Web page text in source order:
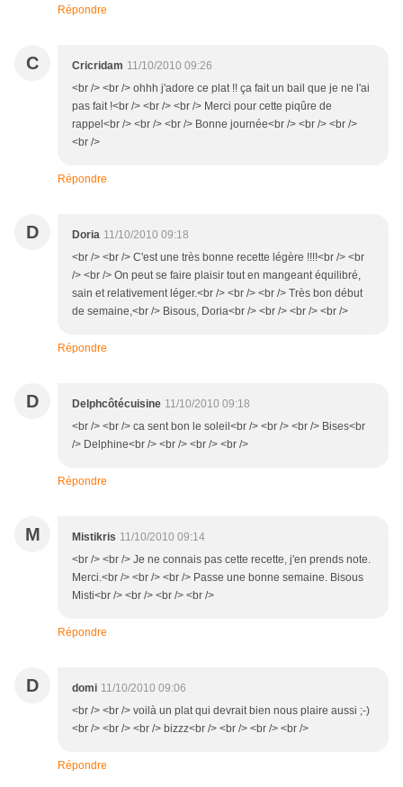
Répondre
C Cricridam 11/10/2010 09:26
<br /> <br /> ohhh j'adore ce plat !! ça fait un bail que je ne l'ai
pas fait !<br /> <br /> <br /> Merci pour cette piqûre de
rappel<br /> <br /> <br /> Bonne journée<br /> <br /> <br />
<br />
Répondre
D Doria 11/10/2010 09:18
<br /> <br /> C'est une très bonne recette légère !!!!<br /> <br
/> <br /> On peut se faire plaisir tout en mangeant équilibré,
sain et relativement léger.<br /> <br /> <br /> Très bon début
de semaine,<br /> Bisous, Doria<br /> <br /> <br /> <br />
Répondre
D Delphcôtécuisine 11/10/2010 09:18
<br /> <br /> ca sent bon le soleil<br /> <br /> <br /> Bises<br
/> Delphine<br /> <br /> <br /> <br />
Répondre
M Mistikris 11/10/2010 09:14
<br /> <br /> Je ne connais pas cette recette, j'en prends note.
Merci.<br /> <br /> <br /> Passe une bonne semaine. Bisous
Misti<br /> <br /> <br /> <br />
Répondre
D domi 11/10/2010 09:06
<br /> <br /> voilà un plat qui devrait bien nous plaire aussi ;-)
<br /> <br /> <br /> bizzz<br /> <br /> <br /> <br />
Répondre